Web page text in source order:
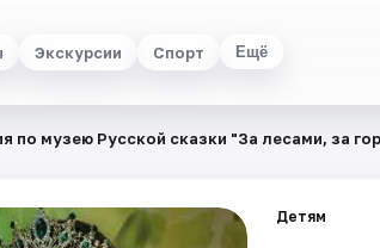
Экскурсии Спорт Ещё
по музею Русской сказки "За лесами, за
Детям